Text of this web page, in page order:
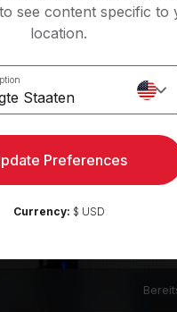
see content specific to
location.
Staaten
Preferences
Currency: $ USD